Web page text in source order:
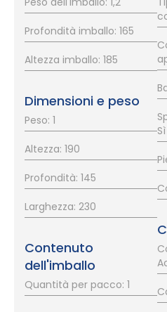
Profondità imballo: 165
Altezza imballo: 185
Dimensioni e peso
Peso: 1
Altezza: 190
Profondità: 145
Larghezza: 230
Contenuto
dell'imballo
Quantità per pacco: 1
Sì